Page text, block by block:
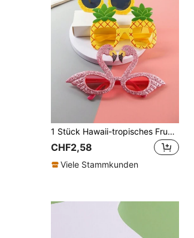
1 Stück Hawaii-tropisches Frucht-Themen-Partyglas, Flamingo- und Ananas-förmig, perfekt für Strand, Pool und Hawaii-Urlaubsparty
CHF2,58
Viele Stammkunden